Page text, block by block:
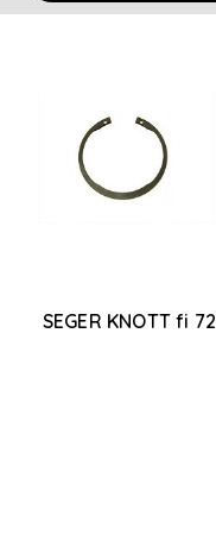
SEGER KNOTT fi 72